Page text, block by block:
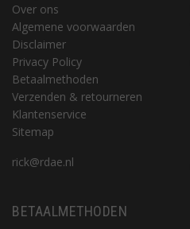
Over ons
Algemene voorwaarden
Disclaimer
Privacy Policy
Betaalmethoden
Verzenden & retourneren
Klantenservice
Sitemap
rick@rdae.nl
BETAALMETHODEN